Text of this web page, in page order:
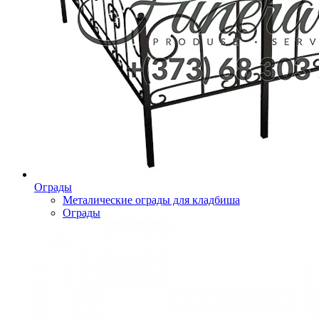
Ограды
Металические ограды для кладбиша
Ограды